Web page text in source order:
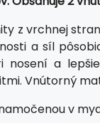
z vrchnej
a síl
a
Vnútorný
v